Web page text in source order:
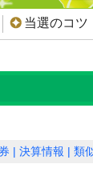
当選のコツ
決算情報 類